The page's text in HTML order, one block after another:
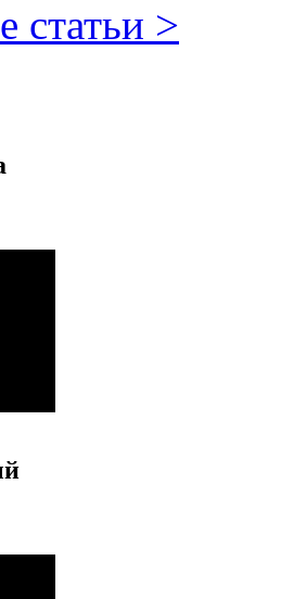
статьи >